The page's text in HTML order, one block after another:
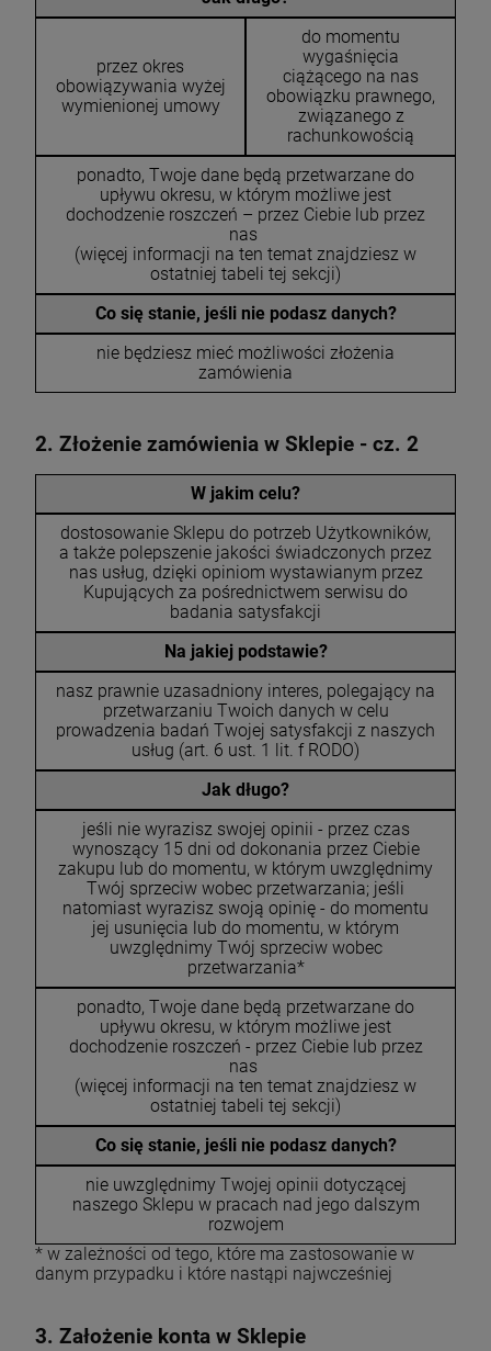
przez okres
obowiązywania wyżej
wymienionej umowy
do momentu
wygaśnięcia
ciążącego na nas
obowiązku prawnego,
związanego z
rachunkowością
ponadto, Twoje dane będą przetwarzane do
upływu okresu, w którym możliwe jest
dochodzenie roszczeń – przez Ciebie lub przez
nas
(więcej informacji na ten temat znajdziesz w
ostatniej tabeli tej sekcji)
Co się stanie, jeśli nie podasz danych?
nie będziesz mieć możliwości złożenia
zamówienia
2. Złożenie zamówienia w Sklepie - cz. 2
W jakim celu?
dostosowanie Sklepu do potrzeb Użytkowników,
a także polepszenie jakości świadczonych przez
nas usług, dzięki opiniom wystawianym przez
Kupujących za pośrednictwem serwisu do
badania satysfakcji
Na jakiej podstawie?
nasz prawnie uzasadniony interes, polegający na
przetwarzaniu Twoich danych w celu
prowadzenia badań Twojej satysfakcji z naszych
usług (art. 6 ust. 1 lit. f RODO)
Jak długo?
jeśli nie wyrazisz swojej opinii - przez czas
wynoszący 15 dni od dokonania przez Ciebie
zakupu lub do momentu, w którym uwzględnimy
Twój sprzeciw wobec przetwarzania; jeśli
natomiast wyrazisz swoją opinię - do momentu
jej usunięcia lub do momentu, w którym
uwzględnimy Twój sprzeciw wobec
przetwarzania*
ponadto, Twoje dane będą przetwarzane do
upływu okresu, w którym możliwe jest
dochodzenie roszczeń - przez Ciebie lub przez
nas
(więcej informacji na ten temat znajdziesz w
ostatniej tabeli tej sekcji)
Co się stanie, jeśli nie podasz danych?
nie uwzględnimy Twojej opinii dotyczącej
naszego Sklepu w pracach nad jego dalszym
rozwojem
* w zależności od tego, które ma zastosowanie w
danym przypadku i które nastąpi najwcześniej
3. Założenie konta w Sklepie